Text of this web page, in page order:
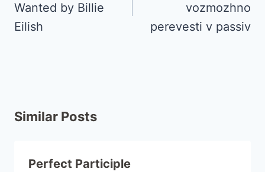
Wanted by Billie
Eilish
vozmozhno
perevesti v passiv
Similar Posts
Perfect Participle